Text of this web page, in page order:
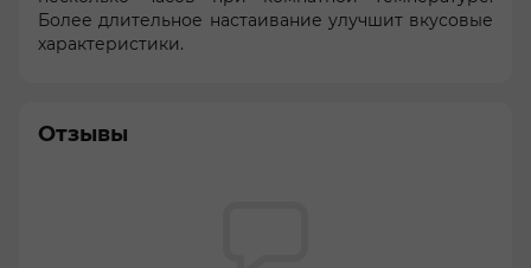
Более длительное настаивание улучшит вкусовые
характеристики.
Отзывы